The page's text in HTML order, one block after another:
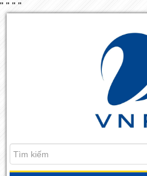
" " " "